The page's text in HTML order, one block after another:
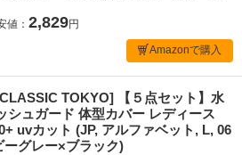
値： 2,829円
Amazonで購入
TOKYO] 【５点セット】水
シュガード 体型カバー レディース
uvカット (JP, アルファベット, L, 06
ーグレー×ブラック)